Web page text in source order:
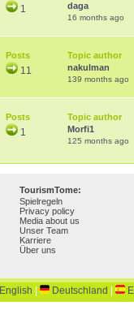
1
daga
16 months ago
Posts
11
Topic author
nakulman
139 months ago
Posts
1
Topic author
Morfi1
125 months ago
TourismTome:
Spielregeln
Privacy policy
Media about us
Unser Team
Karriere
Über uns
English Deutschland